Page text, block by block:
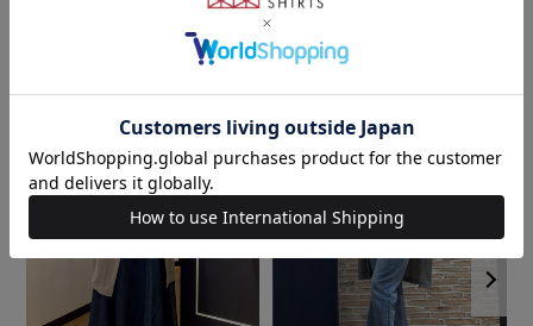
フード付きデザインでカジュアルな 着こなしにおすす
素材
原産国
このアイテムを使ったスタイリング